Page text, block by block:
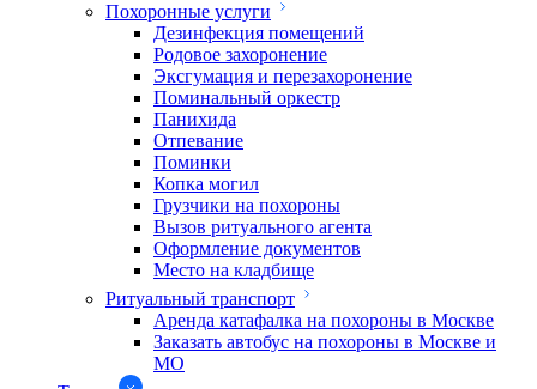
Похоронные услуги
Дезинфекция помещений
Родовое захоронение
Эксгумация и перезахоронение
Поминальный оркестр
Панихида
Отпевание
Поминки
Копка могил
Грузчики на похороны
Вызов ритуального агента
Оформление документов
Место на кладбище
Ритуальный транспорт
Аренда катафалка на похороны в Москве
Заказать автобус на похороны в Москве и
МО